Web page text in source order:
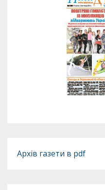
Архів газети в pdf